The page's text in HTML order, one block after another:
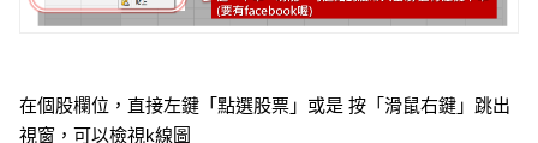
在個股欄位，直接左鍵「點選股票」或是 按「滑鼠右鍵」跳出
視窗，可以檢視k線圖